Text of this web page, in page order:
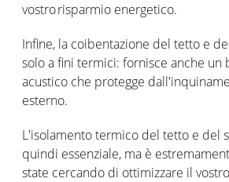
vostro risparmio energetico.
Infine, la coibentazione del tetto e
solo a fini termici: fornisce anche un
acustico che protegge
esterno.
L'isolamento termico del tetto e del
quindi essenziale, ma è
state cercando di ottimizzare il